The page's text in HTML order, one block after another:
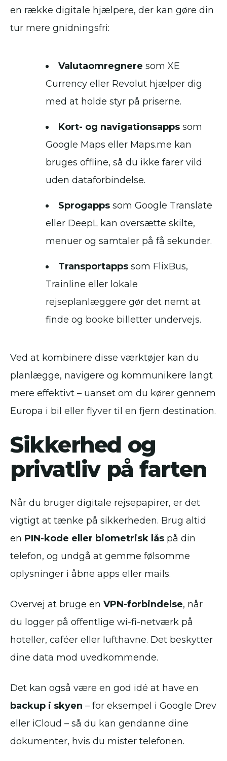
en række digitale hjælpere, der kan gøre din
tur mere gnidningsfri:
Valutaomregnere som XE
Currency eller Revolut hjælper dig
med at holde styr på priserne.
Kort- og navigationsapps som
Google Maps eller Maps.me kan
bruges offline, så du ikke farer vild
uden dataforbindelse.
Sprogapps som Google Translate
eller DeepL kan oversætte skilte,
menuer og samtaler på få sekunder.
Transportapps som FlixBus,
Trainline eller lokale
rejseplanlæggere gør det nemt at
finde og booke billetter undervejs.
Ved at kombinere disse værktøjer kan du
planlægge, navigere og kommunikere langt
mere effektivt – uanset om du kører gennem
Europa i bil eller flyver til en fjern destination.
Sikkerhed og
privatliv på farten
Når du bruger digitale rejsepapirer, er det
vigtigt at tænke på sikkerheden. Brug altid
en PIN-kode eller biometrisk lås på din
telefon, og undgå at gemme følsomme
oplysninger i åbne apps eller mails.
Overvej at bruge en VPN-forbindelse, når
du logger på offentlige wi-fi-netværk på
hoteller, caféer eller lufthavne. Det beskytter
dine data mod uvedkommende.
Det kan også være en god idé at have en
backup i skyen – for eksempel i Google Drev
eller iCloud – så du kan gendanne dine
dokumenter, hvis du mister telefonen.